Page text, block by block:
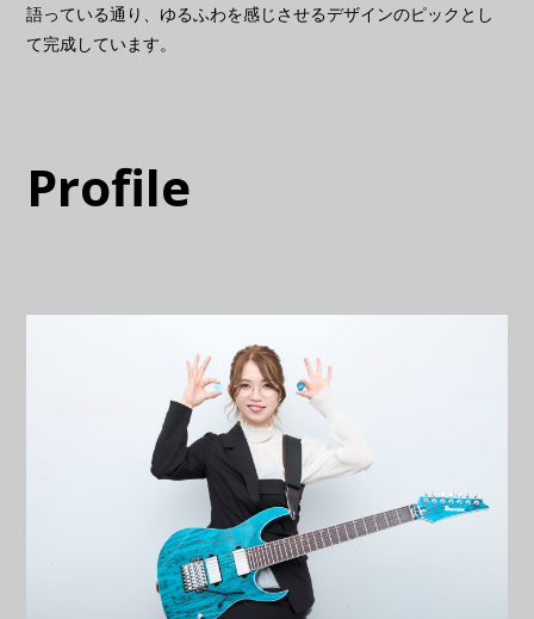
語っている通り、ゆるふわを感じさせるデザインのピックとし
て完成しています。
Profile